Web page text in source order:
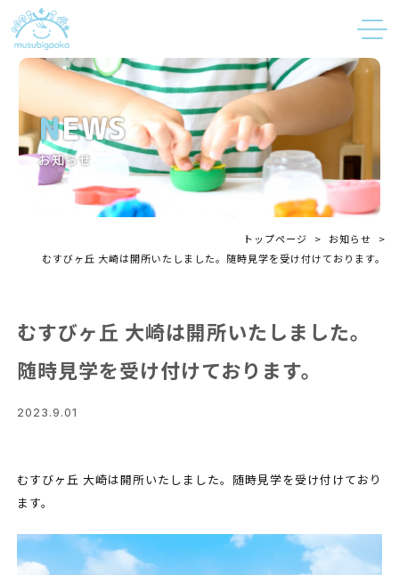
NEWS
お知らせ
トップページ > お知らせ
>
むすびヶ丘 大崎は開所いたしました。随時見学を受け付けております。
むすびヶ丘 大崎は開所いたしました。
随時見学を受け付けております。
2023.9.01
むすびヶ丘 大崎は開所いたしました。随時見学を受け付けており
ます。